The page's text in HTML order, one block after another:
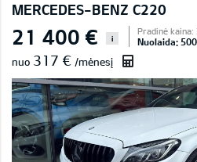
MERCEDES-BENZ C220
21 400 € i
Pradinė
Nuolaida:
nuo 317 € /mėnesį